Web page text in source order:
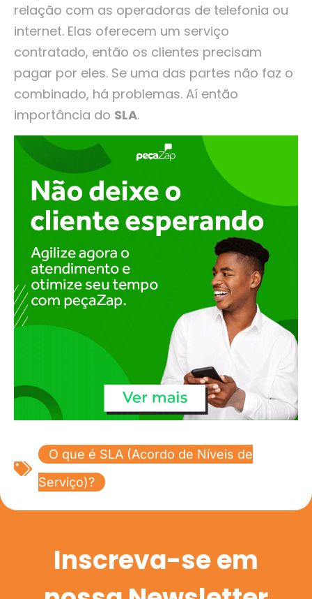
relação com as operadoras de telefonia ou
internet. Elas oferecem um serviço
contratado, então os clientes precisam
pagar por eles. Se uma das partes não faz o
combinado, há problemas. Aí então
importância do SLA.
O que é SLA (Acordo de Níveis de
Serviço)?
Inscreva-se em